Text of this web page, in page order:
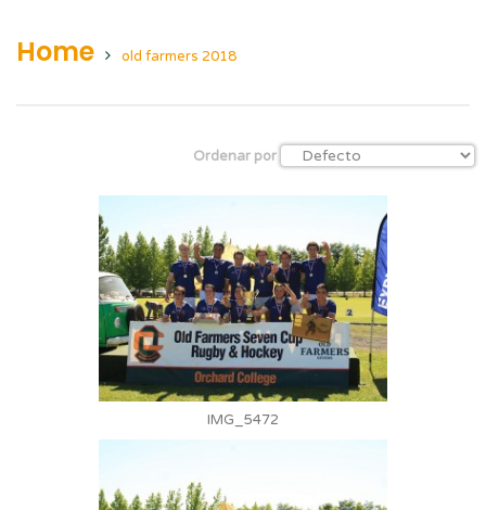
Home old farmers 2018
Ordenar por
IMG_5472